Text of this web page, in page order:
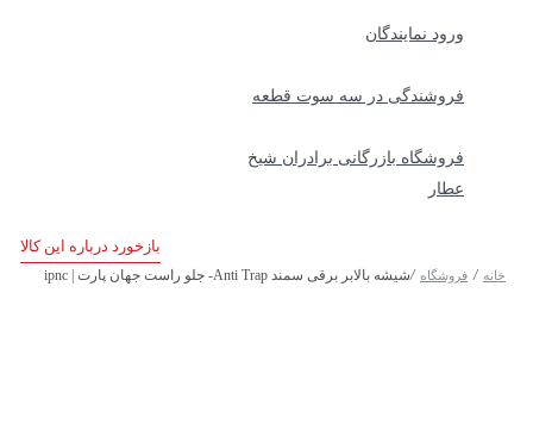
ورود نمایندگان
فروشندگی در سه سوت قطعه
فروشگاه بازرگانی برادران شیخ
عطار
بازخورد درباره این کالا
خانه / فروشگاه /شیشه بالابر برقی سمند Anti Trap- جلو راست جهان پارت | ipnc